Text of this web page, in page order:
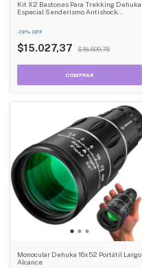
Kit X2 Bastones Para Trekking Dehuka
Especial Senderismo Antishock
-19% OFF
$15.027,37 $18.609,76
Monocular Dehuka 16x52 Portátil Largo
Alcance